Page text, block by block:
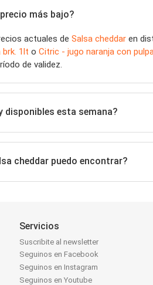
más bajo?
actuales de Salsa cheddar en
1lt o Citric - jugo naranja con
de validez.
disponibles esta semana?
cheddar puedo encontrar?
Servicios
Suscribite al newsletter
Seguinos en Facebook
Seguinos en Instagram
Seguinos en Youtube